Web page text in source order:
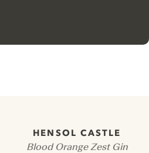
HENSOL CASTLE
Blood Orange Zest Gin
über unsere Richtlinie